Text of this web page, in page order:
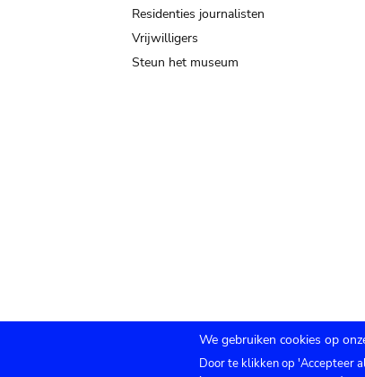
Residenties journalisten
Vrijwilligers
Steun het museum
We gebruiken cookies op
Door te klikken op 'Accepteer